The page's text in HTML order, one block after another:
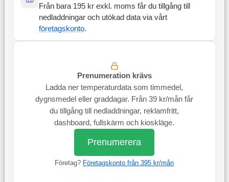
Från bara 195 kr exkl. moms får du tillgång till
nedladdningar och utökad data via vårt
företagskonto.
Prenumeration krävs
Ladda ner temperaturdata som timmedel,
dygnsmedel eller graddagar. Från 39 kr/mån får
du tillgång till nedladdningar, reklamfritt,
dashboard, fullskärm och kioskläge.
Prenumerera
Företag? Företagskonto från 395 kr/mån